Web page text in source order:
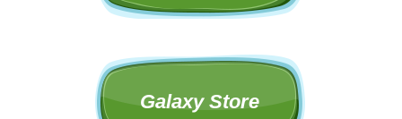
Galaxy Store